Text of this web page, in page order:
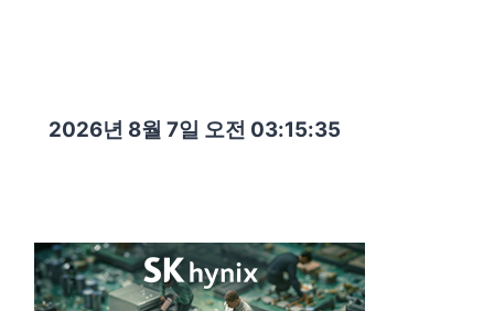
2026년 8월 7일 오전 03:15:36